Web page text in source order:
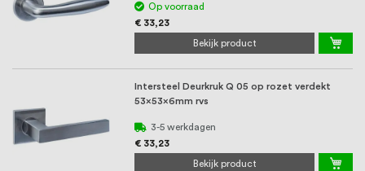
Op voorraad
€ 33,23
Bekijk product
Intersteel Deurkruk Q 05 op rozet verdekt
53x53x6mm rvs
3-5 werkdagen
€ 33,23
Bekijk product